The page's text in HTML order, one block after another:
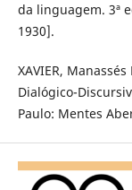
da linguagem. 3ª
1930].
XAVIER,
Dialógico-
Paulo: Mentes